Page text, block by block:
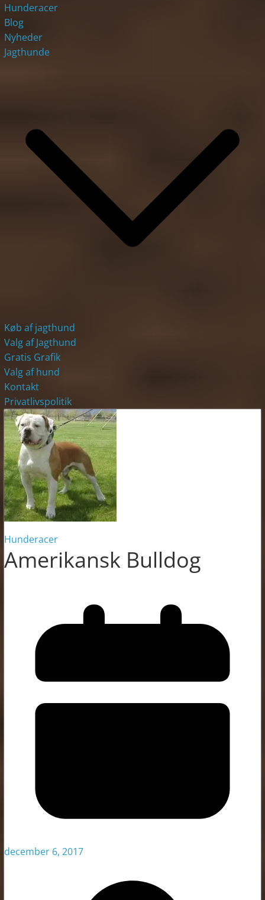
Hunderacer
Blog
Nyheder
Jagthunde
Køb af jagthund
Valg af Jagthund
Gratis Grafik
Valg af hund
Kontakt
Privatlivspolitik
Hunderacer
Amerikansk Bulldog
december 6, 2017